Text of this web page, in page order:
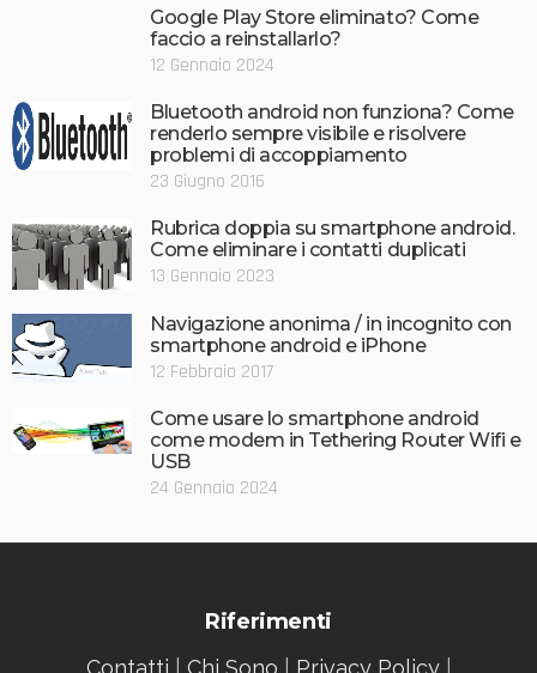
Google Play Store eliminato? Come
faccio a reinstallarlo?
12 Gennaio 2024
Bluetooth android non funziona? Come
renderlo sempre visibile e risolvere
problemi di accoppiamento
23 Giugno 2016
Rubrica doppia su smartphone android.
Come eliminare i contatti duplicati
13 Gennaio 2023
Navigazione anonima / in incognito con
smartphone android e iPhone
12 Febbraio 2017
Come usare lo smartphone android
come modem in Tethering Router Wifi e
USB
24 Gennaio 2024
Riferimenti